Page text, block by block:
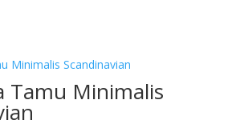
Tamu Minimalis